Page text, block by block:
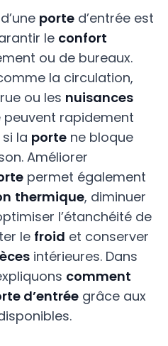
d’une porte d’entrée est
le confort
ou de bureaux.
la circulation,
ou les nuisances
rapidement
la porte ne bloque
Améliorer
permet également
thermique, diminuer
l’étanchéité de
le froid et conserver
intérieures. Dans
comment
d’entrée grâce aux